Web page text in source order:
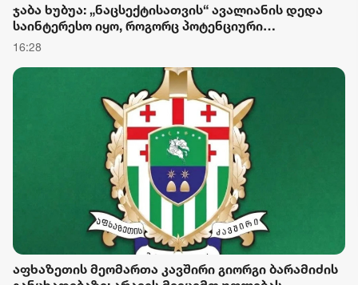
ჯაბა ხუბუა: „ნაცსექტისათვის“ ავალიანის დედა
საინტერესო იყო, როგორც პოტენციური
პოლიტიკური ინსტრუმენტი, მაგრამ რაკი ეკა
შედეგები, პირველი შესაძლებლობისთანავე
ჩასცეს გულში შხამიანი ისარი
16:28
აფხაზეთის მეომართა კავშირი გიორგი ბარამიძის